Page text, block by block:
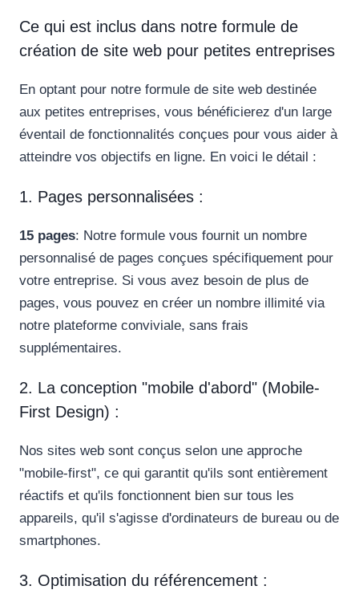
Ce qui est inclus dans notre formule de
création de site web pour petites entreprises
En optant pour notre formule de site web destinée
aux petites entreprises, vous bénéficierez d'un large
éventail de fonctionnalités conçues pour vous aider à
atteindre vos objectifs en ligne. En voici le détail :
1. Pages personnalisées :
15 pages: Notre formule vous fournit un nombre
personnalisé de pages conçues spécifiquement pour
votre entreprise. Si vous avez besoin de plus de
pages, vous pouvez en créer un nombre illimité via
notre plateforme conviviale, sans frais
supplémentaires.
2. La conception "mobile d'abord" (Mobile-
First Design) :
Nos sites web sont conçus selon une approche
"mobile-first", ce qui garantit qu'ils sont entièrement
réactifs et qu'ils fonctionnent bien sur tous les
appareils, qu'il s'agisse d'ordinateurs de bureau ou de
smartphones.
3. Optimisation du référencement :